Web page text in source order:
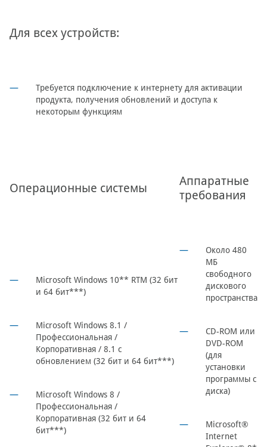
Для всех устройств:
Требуется подключение к интернету для активации
продукта, получения обновлений и доступа к
некоторым функциям
Операционные системы
Аппаратные
требования
Microsoft Windows 10** RTM (32 бит
и 64 бит***)
Microsoft Windows 8.1 /
Профессиональная /
Корпоративная / 8.1 с
обновлением (32 бит и 64 бит***)
Microsoft Windows 8 /
Профессиональная /
Корпоративная (32 бит и 64
бит***)
Около 480
МБ
свободного
дискового
пространства
CD-ROM или
DVD-ROM
(для
установки
программы с
диска)
Microsoft®
Internet